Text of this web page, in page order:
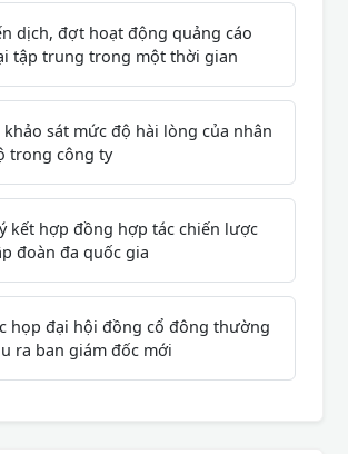
dịch, đợt hoạt động quảng cáo
tập trung trong một thời gian
khảo sát mức độ hài lòng của nhân
trong công ty
kết hợp đồng hợp tác chiến lược
đoàn đa quốc gia
họp đại hội đồng cổ đông thường
ra ban giám đốc mới